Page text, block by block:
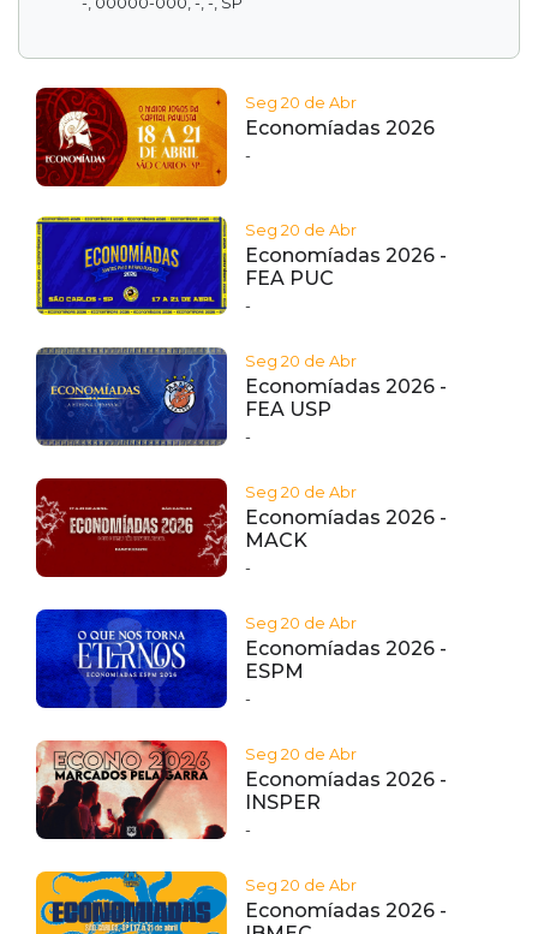
Seg 20 de Abr
Economíadas 2026
-
Seg 20 de Abr
Economíadas 2026 -
FEA PUC
-
Seg 20 de Abr
Economíadas 2026 -
FEA USP
-
Seg 20 de Abr
Economíadas 2026 -
MACK
-
Seg 20 de Abr
Economíadas 2026 -
ESPM
-
Seg 20 de Abr
Economíadas 2026 -
INSPER
-
Seg 20 de Abr
Economíadas 2026 -